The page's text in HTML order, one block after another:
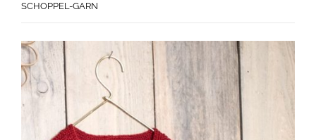
SCHOPPEL-GARN